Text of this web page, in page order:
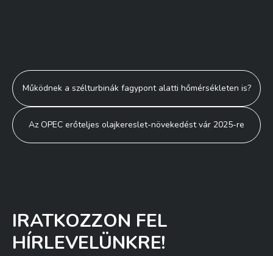
Bejegyzés
navigáció
Működnek a szélturbinák fagypont alatti hőmérsékleten is?
Az OPEC erőteljes olajkereslet-növekedést vár 2025-re
IRATKOZZON FEL
HÍRLEVELÜNKRE!